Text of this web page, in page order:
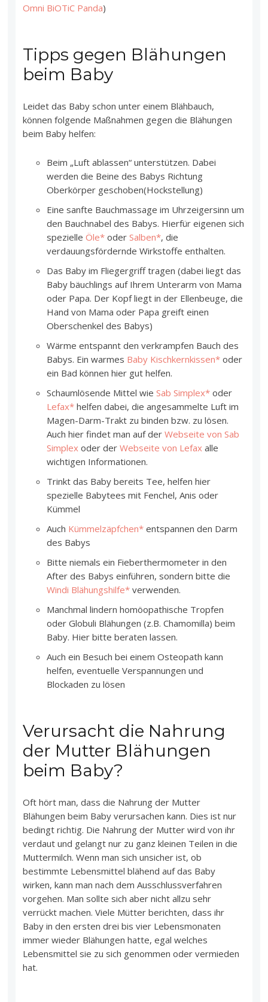
Omni BiOTiC Panda)
Tipps gegen Blähungen
beim Baby
Leidet das Baby schon unter einem Blähbauch,
können folgende Maßnahmen gegen die Blähungen
beim Baby helfen:
Beim „Luft ablassen“ unterstützen. Dabei
werden die Beine des Babys Richtung
Oberkörper geschoben(Hockstellung)
Eine sanfte Bauchmassage im Uhrzeigersinn um
den Bauchnabel des Babys. Hierfür eigenen sich
spezielleÖle* oderSalben*, die
verdauungsfördernde Wirkstoffe enthalten.
Das Baby im Fliegergriff tragen (dabei liegt das
Baby bäuchlings auf Ihrem Unterarm von Mama
oder Papa. Der Kopf liegt in der Ellenbeuge, die
Hand von Mama oder Papa greift einen
Oberschenkel des Babys)
Wärme entspannt den verkrampfen Bauch des
Babys. Ein warmes Baby Kischkernkissen* oder
ein Bad können hier gut helfen.
Schaumlösende Mittel wieSab Simplex* oder
Lefax* helfen dabei, die angesammelte Luft im
Magen-Darm-Trakt zu binden bzw. zu lösen.
Auch hier findet man auf derWebseite von Sab
Simplex oder derWebseite von Lefax alle
wichtigen Informationen.
Trinkt das Baby bereits Tee, helfen hier
spezielle Babytees mit Fenchel, Anis oder
Kümmel
Auch Kümmelzäpfchen* entspannen den Darm
des Babys
Bitte niemals ein Fieberthermometer in den
After des Babys einführen, sondern bitte die
Windi Blähungshilfe* verwenden.
Manchmal lindern homöopathische Tropfen
oder Globuli Blähungen (z.B. Chamomilla) beim
Baby. Hier bitte beraten lassen.
Auch ein Besuch bei einem Osteopath kann
helfen, eventuelle Verspannungen und
Blockaden zu lösen
Verursacht die Nahrung
der Mutter Blähungen
beim Baby?
Oft hört man, dass die Nahrung der Mutter
Blähungen beim Baby verursachen kann. Dies ist nur
bedingt richtig. Die Nahrung der Mutter wird von ihr
verdaut und gelangt nur zu ganz kleinen Teilen in die
Muttermilch. Wenn man sich unsicher ist, ob
bestimmte Lebensmittel blähend auf das Baby
wirken, kann man nach dem Ausschlussverfahren
vorgehen. Man sollte sich aber nicht allzu sehr
verrückt machen. Viele Mütter berichten, dass ihr
Baby in den ersten drei bis vier Lebensmonaten
immer wieder Blähungen hatte, egal welches
Lebensmittel sie zu sich genommen oder vermieden
hat.